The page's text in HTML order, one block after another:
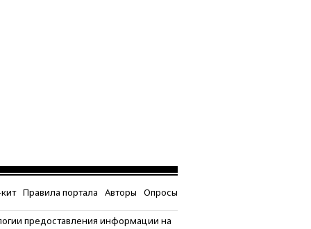
Правила портала Авторы Опросы
предоставления информации на